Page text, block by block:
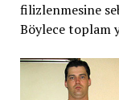
filizlenmesine
Böylece toplam